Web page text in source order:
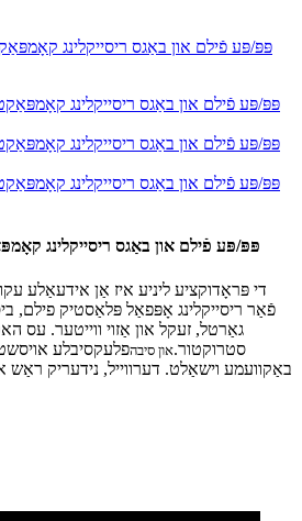
פּפּ/פּע פֿילם און באַגס ריסייקלינג
די פּראָדוקציע ליניע איז אַן אידעאַלע
גאַרטל, זעקל און אַזוי ווייטער. עס
סטרוקטור.און סיבהפלעקסיבלע
באַקוועמע וישאַלט. דערווייל, נידעריק ראַש